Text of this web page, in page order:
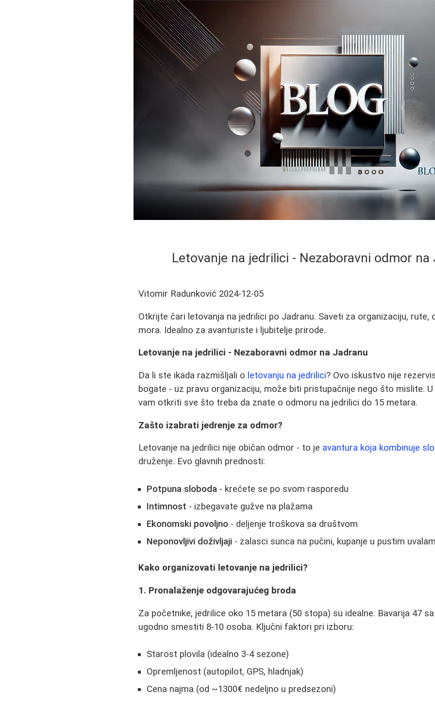
Letovanje na jedrilici - Nezaboravni odmor na
Vitomir Radunković 2024-12-05
Otkrijte čari letovanja na jedrilici po Jadranu. Saveti za organizaciju, rute,
mora. Idealno za avanturiste i ljubitelje prirode.
Letovanje na jedrilici - Nezaboravni odmor na Jadranu
Da li ste ikada razmišljali o letovanju na jedrilici? Ovo iskustvo nije
bogate - uz pravu organizaciju, može biti pristupačnije nego što mislite.
vam otkriti sve što treba da znate o odmoru na jedrilici do 15 metara.
Zašto izabrati jedrenje za odmor?
Letovanje na jedrilici nije običan odmor - to je avantura koja kombinuje
druženje. Evo glavnih prednosti:
Potpuna sloboda - krećete se po svom rasporedu
Intimnost - izbegavate gužve na plažama
Ekonomski povoljno - deljenje troškova sa društvom
Neponovljivi doživljaji - zalasci sunca na pučini, kupanje u pustim
Kako organizovati letovanje na jedrilici?
1. Pronalaženje odgovarajućeg broda
Za početnike, jedrilice oko 15 metara (50 stopa) su idealne. Bavarija 47
ugodno smestiti 8-10 osoba. Ključni faktori pri izboru:
Starost plovila (idealno 3-4 sezone)
Opremljenost (autopilot, GPS, hladnjak)
Cena najma (od ~1300€ nedeljno u predsezoni)